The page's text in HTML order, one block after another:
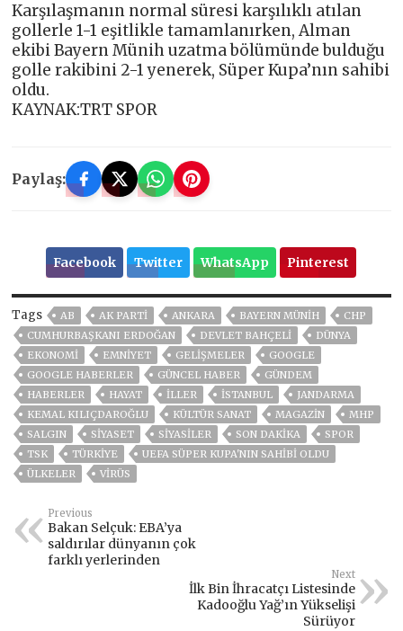
Karşılaşmanın normal süresi karşılıklı atılan
gollerle 1-1 eşitlikle tamamlanırken, Alman
ekibi Bayern Münih uzatma bölümünde bulduğu
golle rakibini 2-1 yenerek, Süper Kupa’nın sahibi
oldu.
KAYNAK:TRT SPOR
Paylaş:
Facebook Twitter WhatsApp Pinterest
Tags AB AK PARTİ ANKARA BAYERN MÜNIH
CHP
CUMHURBAŞKANI ERDOĞAN
DEVLET BAHÇELİ
DÜNYA
EKONOMİ
EMNİYET GELIŞMELER
GOOGLE
GOOGLE HABERLER
GÜNCEL HABER
GÜNDEM
HABERLER
HAYAT İLLER ISTANBUL
JANDARMA
KEMAL KILIÇDAROĞLU
KÜLTÜR SANAT MAGAZİN
MHP
SALGIN
SİYASET SİYASİLER SON DAKIKA
SPOR
TSK
TÜRKİYE
UEFA SÜPER KUPA'NIN SAHIBI OLDU
ÜLKELER
VIRÜS
Previous
Bakan Selçuk: EBA’ya
saldırılar dünyanın çok
farklı yerlerinden
Next
İlk Bin İhracatçı Listesinde
Kadooğlu Yağ’ın Yükselişi
Sürüyor